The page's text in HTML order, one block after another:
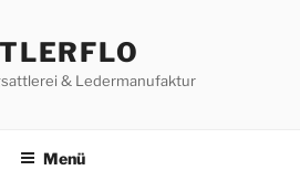
& Ledermanufaktur
Menü